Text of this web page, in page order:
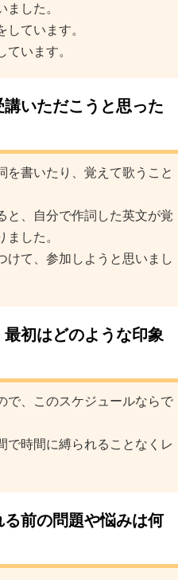
した。
ています。
います。
いただこうと思った
を書いたり、覚えて歌うこと
と、自分で作詞した英文が覚
した。
けて、参加しようと思いまし
初はどのような印象
で、このスケジュールならで
で時間に縛られることなくレ
前の問題や悩みは何